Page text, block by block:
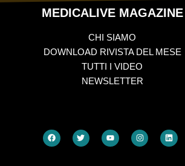
MEDICALIVE MAGAZINE
CHI SIAMO
DOWNLOAD RIVISTA DEL MESE
TUTTI I VIDEO
NEWSLETTER